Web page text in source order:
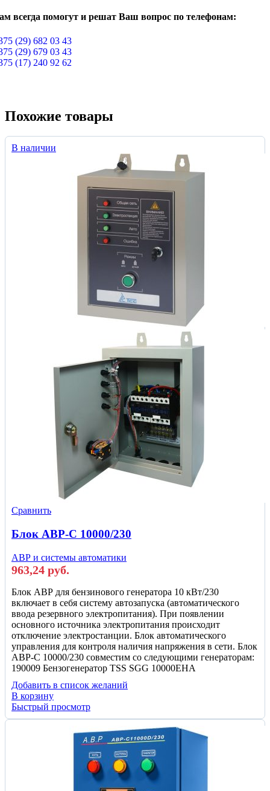
всегда помогут и решат Ваш вопрос по телефонам:
(29) 682 03 43
(29) 679 03 43
(17) 240 92 62
Похожие товары
В наличии
Сравнить
Блок АВР-С 10000/230
АВР и системы автоматики
963,24 руб.
Блок АВР для бензинового генератора 10 кВт/230
включает в себя систему автозапуска (автоматического
ввода резервного электропитания). При появлении
основного источника электропитания происходит
отключение электростанции. Блок автоматического
управления для контроля наличия напряжения в сети. Блок
АВР-С 10000/230 совместим со следующими генераторам:
190009 Бензогенератор TSS SGG 10000EHA
Добавить в список желаний
В корзину
Быстрый просмотр